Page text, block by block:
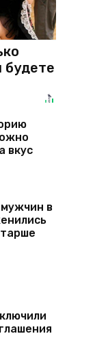
будете
вкус
мужчин в